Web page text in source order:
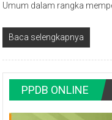
Umum dalam rangka
Baca selengkapnya
PPDB ONLINE